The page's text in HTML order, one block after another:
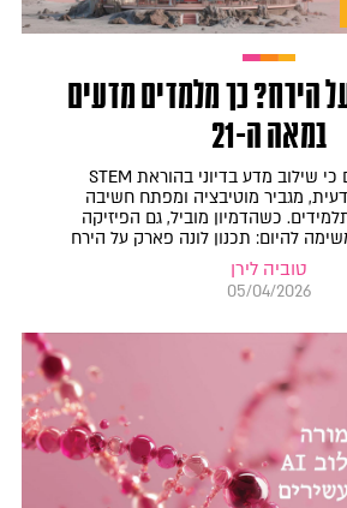
הירח? כך מלמדים מדעים
במאה ה-21
מחקרים מראים כי שילוב מדע בדיוני בהוראת STEM
מגביר מוטיבציה ומפתח חשיבה
כשהדמיון מוביל, גם הפיזיקה
להיום: תכנון לונה פארק על הירח
טוביה לירן
05/04/2026